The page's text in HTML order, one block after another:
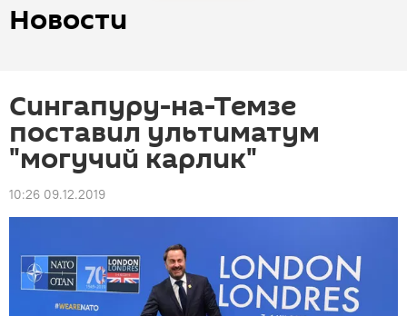
Новости
Сингапуру-на-Темзе
поставил ультиматум
"могучий карлик"
10:26 09.12.2019